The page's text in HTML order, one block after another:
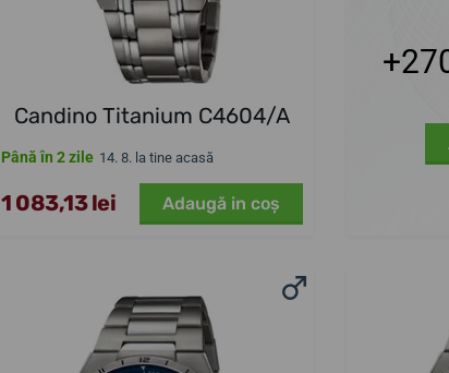
Candino Titanium C4604/A
Până în 2 zile 14. 8. la tine acasă
1 083,13 lei Adaugă in coş